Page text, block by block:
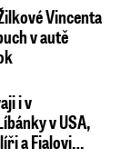
Vincenta
v autě
i v
v USA,
a Fialovi…